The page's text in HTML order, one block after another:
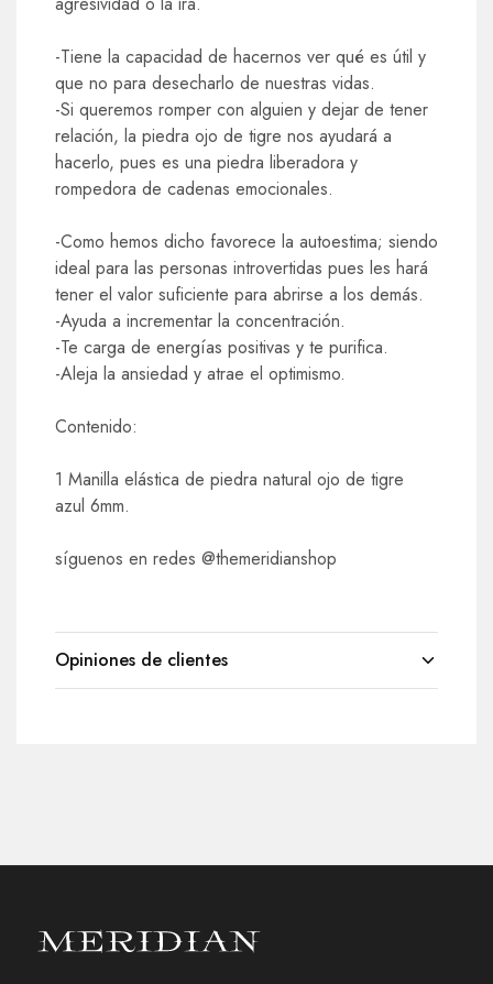
-Tiene la capacidad de hacernos ver qué es útil y
que no para desecharlo de nuestras vidas.
-Si queremos romper con alguien y dejar de tener
relación, la piedra ojo de tigre nos ayudará a
hacerlo, pues es una piedra liberadora y
rompedora de cadenas emocionales.
-Como hemos dicho favorece la autoestima; siendo
ideal para las personas introvertidas pues les hará
tener el valor suficiente para abrirse a los demás.
-Ayuda a incrementar la concentración.
-Te carga de energías positivas y te purifica.
-Aleja la ansiedad y atrae el optimismo.
Contenido:
1 Manilla elástica de piedra natural ojo de tigre
azul 6mm.
síguenos en redes @themeridianshop
Opiniones de clientes